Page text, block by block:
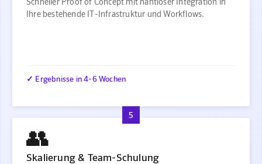
Ihre bestehende IT-Infrastruktur und Workflows.
✓ Ergebnisse in 4-6 Wochen
5
👥
Skalierung & Team-Schulung